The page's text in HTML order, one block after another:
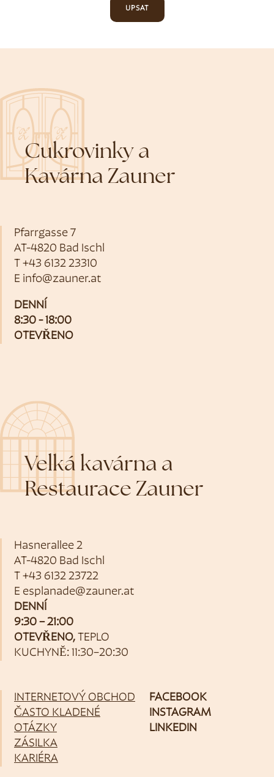
UPSAT
Cukrovinky a
Kavárna Zauner
Pfarrgasse 7
AT-4820 Bad Ischl
T +43 6132 23310
E info@zauner.at
DENNÍ
8:30 - 18:00
OTEVŘENO
Velká kavárna a
Restaurace Zauner
Hasnerallee 2
AT-4820 Bad Ischl
T +43 6132 23722
E esplanade@zauner.at
DENNÍ
9:30 – 21:00
OTEVŘENO, TEPLO
KUCHYNĚ: 11:30–20:30
INTERNETOVÝ OBCHOD
ČASTO KLADENÉ
OTÁZKY
ZÁSILKA
KARIÉRA
FACEBOOK
INSTAGRAM
LINKEDIN